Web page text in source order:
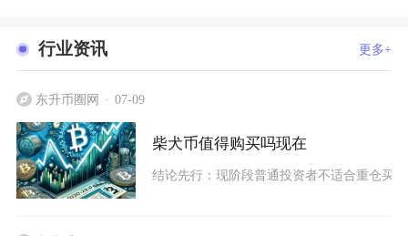
行业资讯 更多+
东升币圈网 07-09
柴犬币值得购买吗现在
结论先行：现阶段普通投资者不适合重仓买